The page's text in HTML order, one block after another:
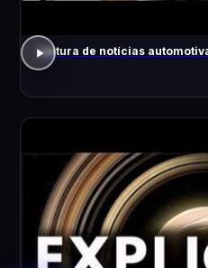
Leitura de notícias